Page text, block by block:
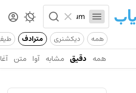
همه دیکشنری مترادف
همه دقیق مشابه آوا متن